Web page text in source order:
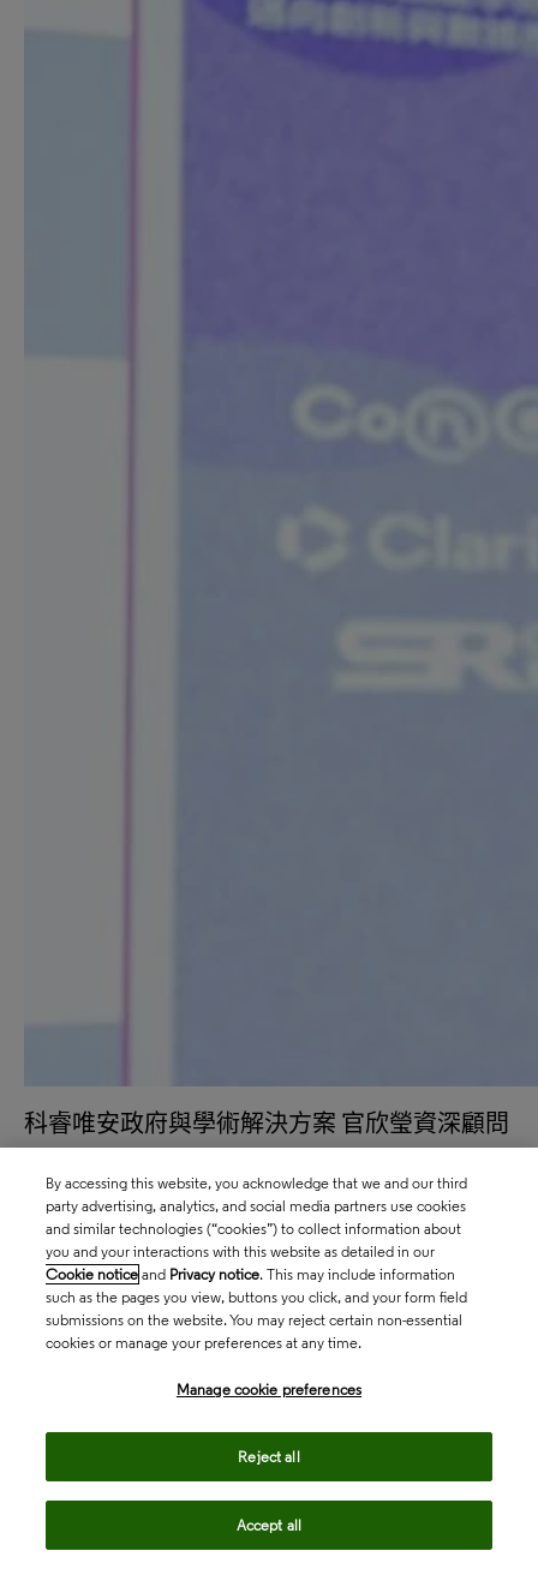
科睿唯安政府與學術解決方案 官欣瑩資深顧問
當生成式 AI開始進入各行各業以及我們的日常
生活之中，在今年的用戶會中，我們很榮幸能
者、研究人員、圖書館以及研究管理者等不同
角度，對研究資料的使用情境、大數據分析與
AI多元服務應用等進行探討，希望提供與會者
透過新的視角帶往資訊探索的新境界!
By accessing this website, you acknowledge that we and our third
party advertising, analytics, and social media partners use cookies
and similar technologies (“cookies”) to collect information about
you and your interactions with this website as detailed in our
Cookie notice and Privacy notice. This may include information
such as the pages you view, buttons you click, and your form field
submissions on the website. You may reject certain non-essential
cookies or manage your preferences at any time.
Manage cookie preferences
Reject all
Accept all